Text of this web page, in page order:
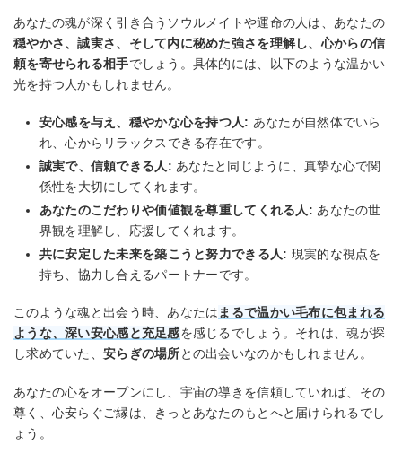
あなたの魂が深く引き合うソウルメイトや運命の人は、あなたの
穏やかさ、誠実さ、そして内に秘めた強さを理解し、心からの信
頼を寄せられる相手でしょう。具体的には、以下のような温かい
光を持つ人かもしれません。
安心感を与え、穏やかな心を持つ人: あなたが自然体でいら
れ、心からリラックスできる存在です。
誠実で、信頼できる人: あなたと同じように、真摯な心で関
係性を大切にしてくれます。
あなたのこだわりや価値観を尊重してくれる人: あなたの世
界観を理解し、応援してくれます。
共に安定した未来を築こうと努力できる人: 現実的な視点を
持ち、協力し合えるパートナーです。
このような魂と出会う時、あなたはまるで温かい毛布に包まれる
ような、深い安心感と充足感を感じるでしょう。それは、魂が探
し求めていた、 安らぎの場所との出会いなのかもしれません。
あなたの心をオープンにし、宇宙の導きを信頼していれば、その
尊く、心安らぐご縁は、きっとあなたのもとへと届けられるでし
ょう。